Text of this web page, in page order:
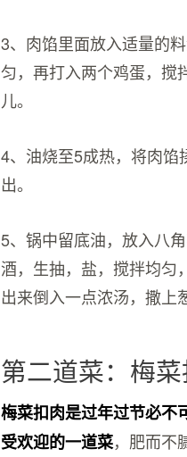
3、肉馅里面放入适量的
匀，再打入两个鸡蛋，搅
儿。
4、油烧至5成热，将肉
出。
5、锅中留底油，放入八
酒，生抽，盐，搅拌均匀
出来倒入一点浓汤，撒上
第二道菜：梅
梅菜扣肉是过年过节必不
受欢迎的一道菜，肥而不